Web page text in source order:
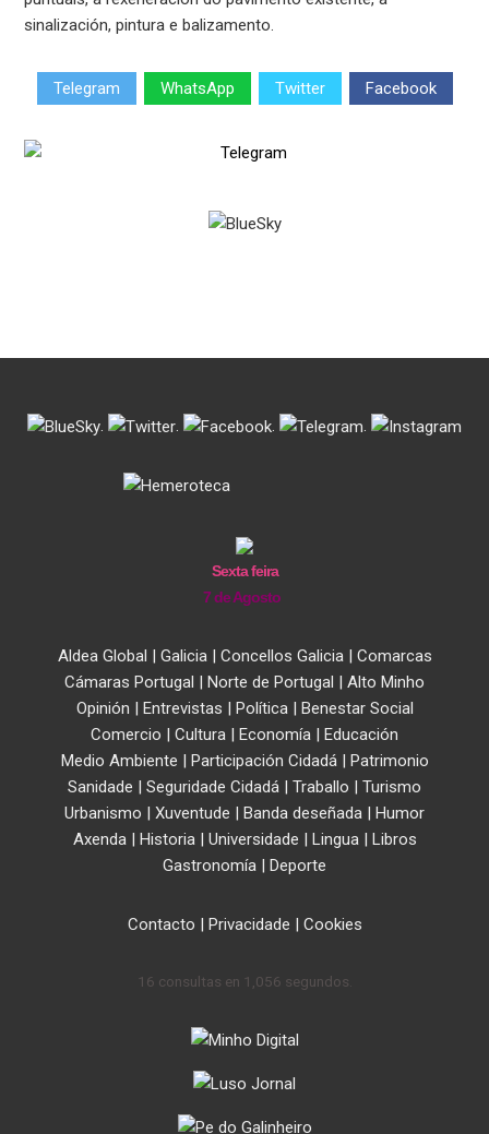
sinalización, pintura e balizamento.
Telegram WhatsApp Twitter Facebook
. . . .
Sexta feira
7 de Agosto
Aldea Global | Galicia| Concellos Galicia| Comarcas
Cámaras Portugal | Norte de Portugal | Alto Minho
Opinión | Entrevistas | Política| Benestar Social
Comercio | Cultura | Economía | Educación
Medio Ambiente | Participación Cidadá| Patrimonio
Sanidade | Seguridade Cidadá | Traballo | Turismo
Urbanismo | Xuventude | Banda deseñada | Humor
Axenda| Historia| Universidade | Lingua| Libros
Gastronomía | Deporte
Contacto | Privacidade | Cookies
16 consultas en 1,056 segundos.